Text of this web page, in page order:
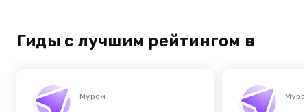
Гиды с лучшим рейтингом в
Муром